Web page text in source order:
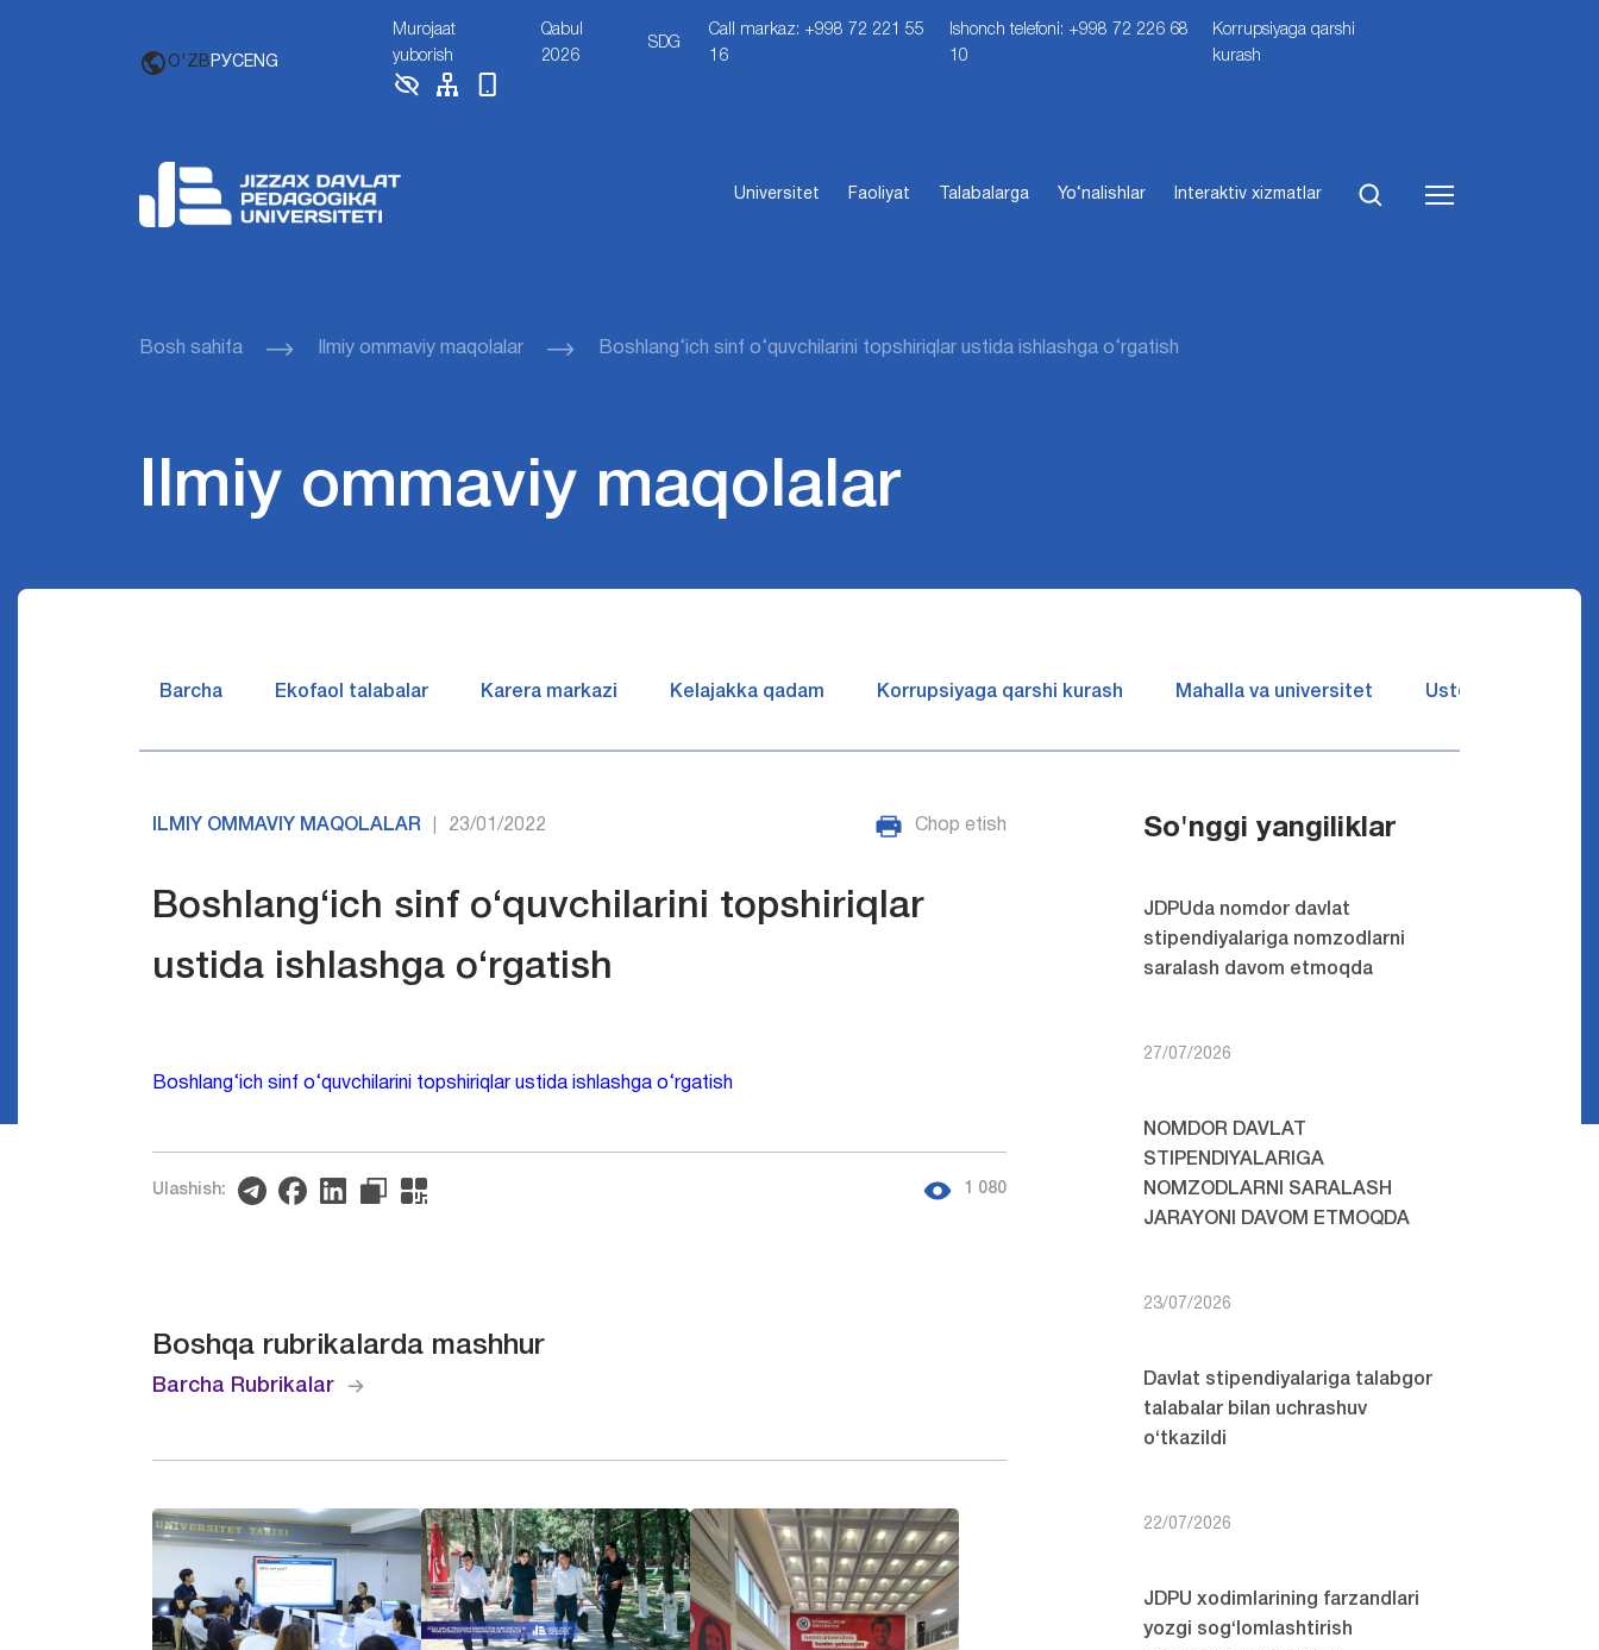
O'ZB РУСENG
Murojaat
yuborish
Qabul
2026
SDG
Call markaz: +998 72 221 55
16
Ishonch telefoni: +998 72 226 68
10
Korrupsiyaga qarshi
kurash
Universitet Faoliyat Talabalarga Yo‘nalishlar Interaktiv xizmatlar
Bosh sahifa Ilmiy ommaviy maqolalar Boshlang‘ich sinf o‘quvchilarini topshiriqlar ustida ishlashga o‘rgatish
Ilmiy ommaviy maqolalar
Barcha Ekofaol talabalar Karera markazi Kelajakka qadam Korrupsiyaga qarshi kurash Mahalla va universitet Ustozlar suhbatin
ILMIY OMMAVIY MAQOLALAR 23/01/2022 Chop etish
Boshlang‘ich sinf o‘quvchilarini topshiriqlar
ustida ishlashga o‘rgatish
Boshlang‘ich sinf o‘quvchilarini topshiriqlar ustida ishlashga o‘rgatish
Ulashish: 1 080
Boshqa rubrikalarda mashhur
Barcha Rubrikalar
So'nggi yangiliklar
JDPUda nomdor davlat
stipendiyalariga nomzodlarni
saralash davom etmoqda
27/07/2026
NOMDOR DAVLAT
STIPENDIYALARIGA
NOMZODLARNI SARALASH
JARAYONI DAVOM ETMOQDA
23/07/2026
Davlat stipendiyalariga talabgor
talabalar bilan uchrashuv
o‘tkazildi
22/07/2026
JDPU xodimlarining farzandlari
yozgi sog‘lomlashtirish